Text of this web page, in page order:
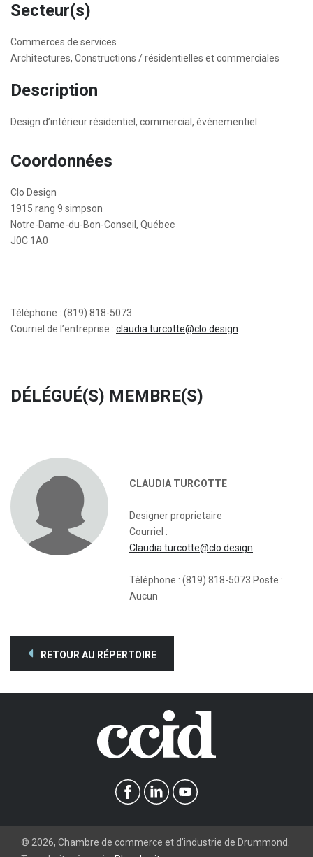
Secteur(s)
Commerces de services
Architectures, Constructions / résidentielles et commerciales
Description
Design d’intérieur résidentiel, commercial, événementiel
Coordonnées
Clo Design
1915 rang 9 simpson
Notre-Dame-du-Bon-Conseil, Québec
J0C 1A0
Téléphone : (819) 818-5073
Courriel de l’entreprise : claudia.turcotte@clo.design
DÉLÉGUÉ(S) MEMBRE(S)
CLAUDIA TURCOTTE
Designer proprietaire
Courriel :
Claudia.turcotte@clo.design
Téléphone : (819) 818-5073 Poste :
Aucun
RETOUR AU RÉPERTOIRE
© 2026, Chambre de commerce et d’industrie de Drummond.